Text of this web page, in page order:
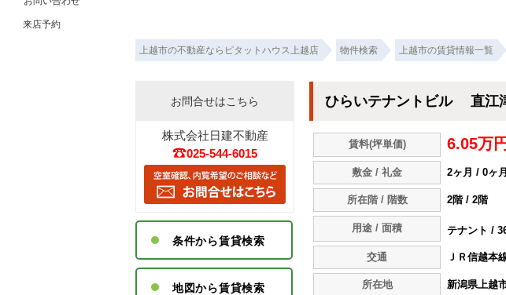
来店予約
上越市の不動産ならピタットハウス上越店 物件検索 上越市の賃貸情報一覧
ひらいテナントビル 直江
賃料(坪単価) 6.05万円
敷金 / 礼金 2ヶ月 / 0ヶ月
所在階 / 階数 2階 / 2階
用途 / 面積 テナント /
交通 ＪＲ信越本
所在地 新潟県上越
お問合せはこちら
株式会社日建不動産
025-544-6015
条件から賃貸検索
地図から賃貸検索